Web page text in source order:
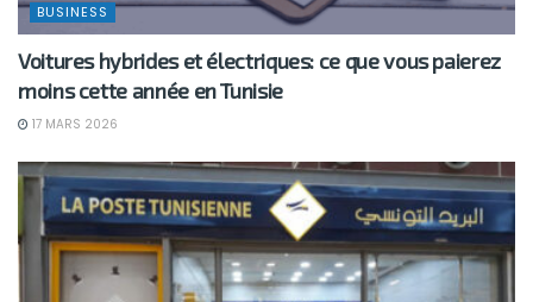
BUSINESS
Voitures hybrides et électriques: ce que vous paierez
moins cette année en Tunisie
17 MARS 2026